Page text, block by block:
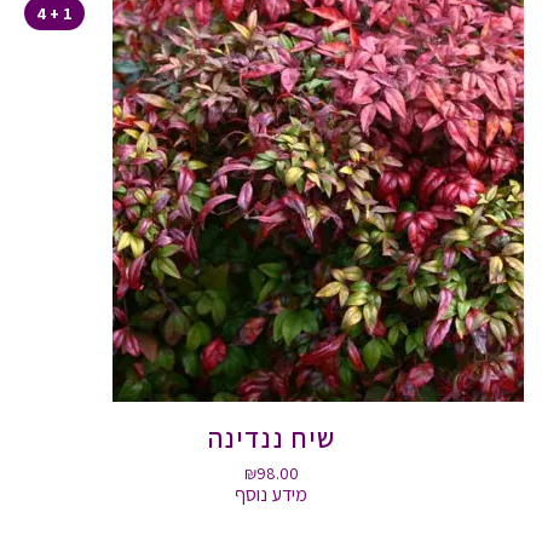
1 + 4
שיח ננדינה
₪98.00
מידע נוסף